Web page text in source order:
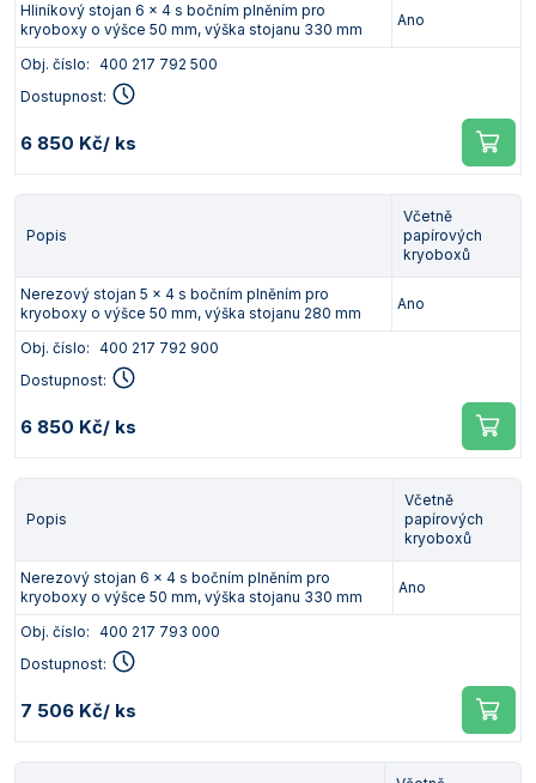
Hliníkový stojan 6 x 4 s bočním plněním pro
kryoboxy o výšce 50 mm, výška stojanu 330 mm
Ano
Obj. číslo: 400 217 792 500
Dostupnost:
6 850 Kč/ ks
Popis
Včetně
papírových
kryoboxů
Nerezový stojan 5 x 4 s bočním plněním pro
kryoboxy o výšce 50 mm, výška stojanu 280 mm
Ano
Obj. číslo: 400 217 792 900
Dostupnost:
6 850 Kč/ ks
Popis
Včetně
papírových
kryoboxů
Nerezový stojan 6 x 4 s bočním plněním pro
kryoboxy o výšce 50 mm, výška stojanu 330 mm
Ano
Obj. číslo: 400 217 793 000
Dostupnost:
7 506 Kč/ ks